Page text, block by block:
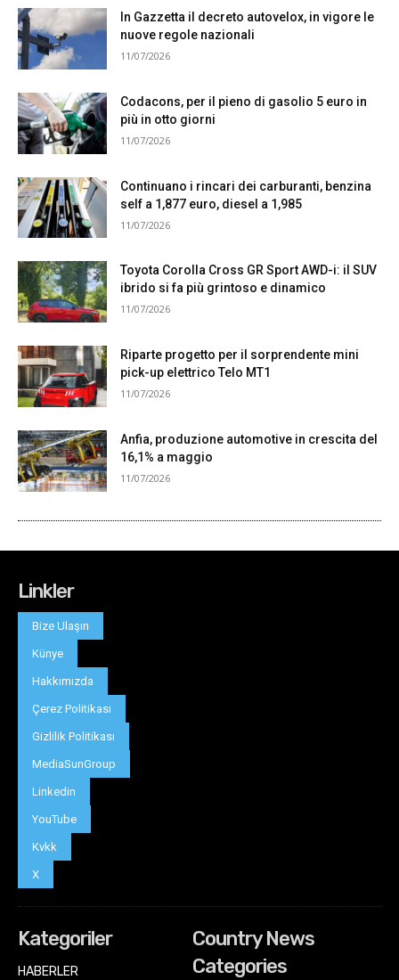
Linkler
Bize Ulaşın
Künye
Hakkımızda
Çerez Politikası
Gizlilik Politikası
MediaSunGroup
Linkedin
YouTube
Kvkk
X
Kategoriler
HABERLER
Country News
Categories